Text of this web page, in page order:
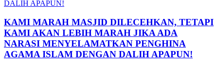
KAMI MARAH MASJID DILECEHKAN, TETAPI
KAMI AKAN LEBIH MARAH JIKA ADA
NARASI MENYELAMATKAN PENGHINA
AGAMA ISLAM DENGAN DALIH APAPUN!